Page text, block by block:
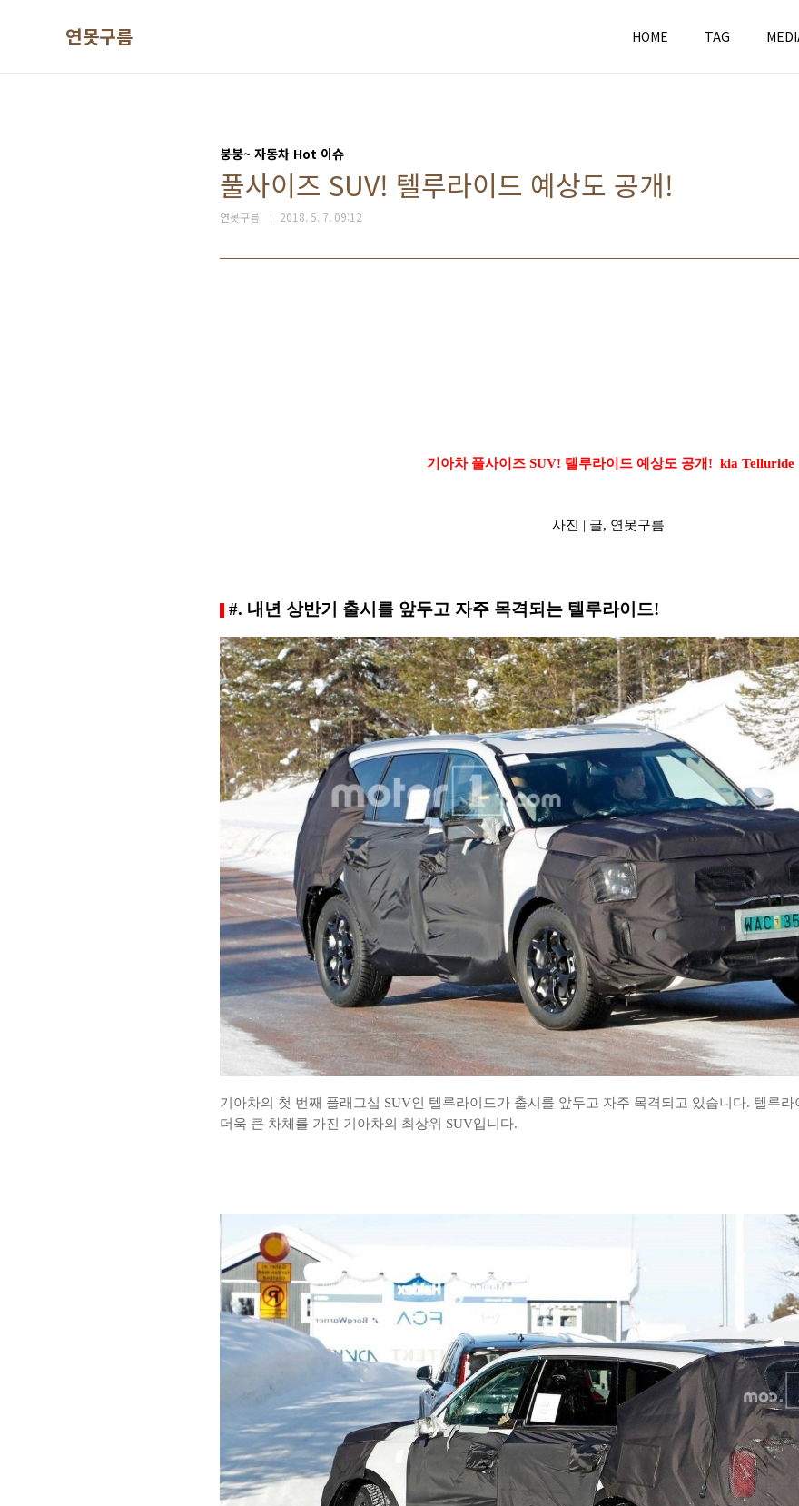
연못구름 HOME TAG
붕붕~ 자동차 Hot 이슈
풀사이즈 SUV! 텔루라이드 예상도 공개!
연못구름 2018. 5. 7. 09:12
기아차 풀사이즈 SUV! 텔루라이드 예상도 공개! kia Telluride
사진 | 글, 연못구름
#. 내년 상반기 출시를 앞두고 자주 목격되는 텔루라이드!
기아차의 첫 번째 플래그십 SUV인 텔루라이드가 출시를 앞두고 자주 목격되고 있습니다. 텔루
더욱 큰 차체를 가진 기아차의 최상위 SUV입니다.